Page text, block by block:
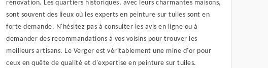
rénovation. Les quartiers historiques, avec leurs charmantes maisons,
sont souvent des lieux où les experts en peinture sur tuiles sont en
forte demande. N'hésitez pas à consulter les avis en ligne ou à
demander des recommandations à vos voisins pour trouver les
meilleurs artisans. Le Verger est véritablement une mine d'or pour
ceux en quête de qualité et d'expertise en peinture sur tuiles.